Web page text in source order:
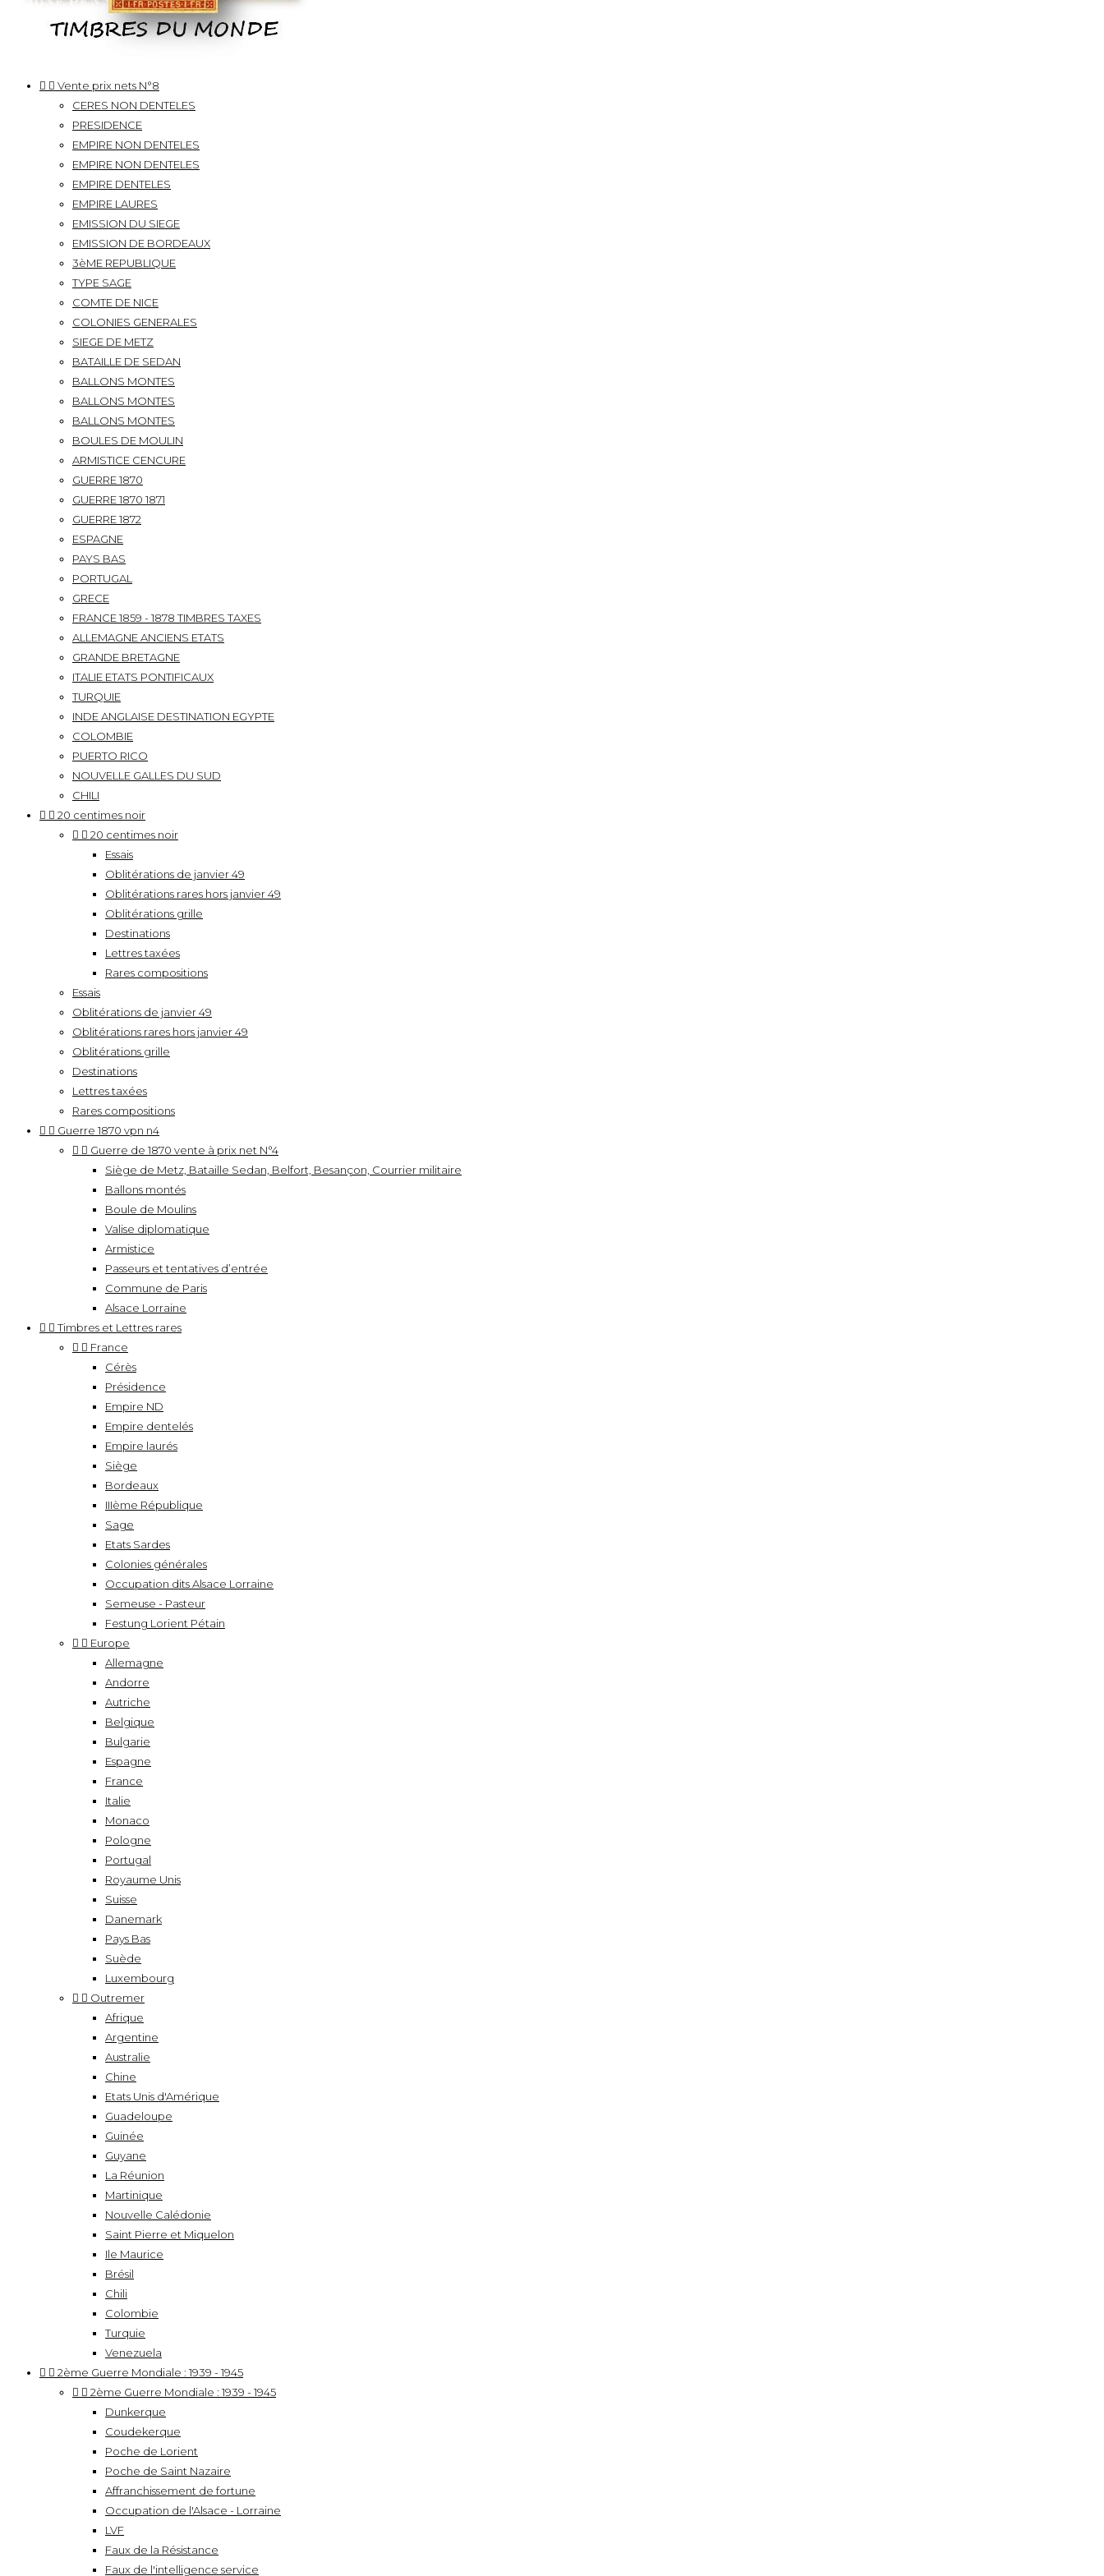
  Vente prix nets N°8
CERES NON DENTELES
PRESIDENCE
EMPIRE NON DENTELES
EMPIRE NON DENTELES
EMPIRE DENTELES
EMPIRE LAURES
EMISSION DU SIEGE
EMISSION DE BORDEAUX
3èME REPUBLIQUE
TYPE SAGE
COMTE DE NICE
COLONIES GENERALES
SIEGE DE METZ
BATAILLE DE SEDAN
BALLONS MONTES
BALLONS MONTES
BALLONS MONTES
BOULES DE MOULIN
ARMISTICE CENCURE
GUERRE 1870
GUERRE 1870 1871
GUERRE 1872
ESPAGNE
PAYS BAS
PORTUGAL
GRECE
FRANCE 1859 - 1878 TIMBRES TAXES
ALLEMAGNE ANCIENS ETATS
GRANDE BRETAGNE
ITALIE ETATS PONTIFICAUX
TURQUIE
INDE ANGLAISE DESTINATION EGYPTE
COLOMBIE
PUERTO RICO
NOUVELLE GALLES DU SUD
CHILI
  20 centimes noir
  20 centimes noir
Essais
Oblitérations de janvier 49
Oblitérations rares hors janvier 49
Oblitérations grille
Destinations
Lettres taxées
Rares compositions
Essais
Oblitérations de janvier 49
Oblitérations rares hors janvier 49
Oblitérations grille
Destinations
Lettres taxées
Rares compositions
  Guerre 1870 vpn n4
  Guerre de 1870 vente à prix net N°4
Siège de Metz, Bataille Sedan, Belfort, Besançon, Courrier militaire
Ballons montés
Boule de Moulins
Valise diplomatique
Armistice
Passeurs et tentatives d’entrée
Commune de Paris
Alsace Lorraine
  Timbres et Lettres rares
  France
Cérès
Présidence
Empire ND
Empire dentelés
Empire laurés
Siège
Bordeaux
IIIème République
Sage
Etats Sardes
Colonies générales
Occupation dits Alsace Lorraine
Semeuse - Pasteur
Festung Lorient Pétain
  Europe
Allemagne
Andorre
Autriche
Belgique
Bulgarie
Espagne
France
Italie
Monaco
Pologne
Portugal
Royaume Unis
Suisse
Danemark
Pays Bas
Suède
Luxembourg
  Outremer
Afrique
Argentine
Australie
Chine
Etats Unis d'Amérique
Guadeloupe
Guinée
Guyane
La Réunion
Martinique
Nouvelle Calédonie
Saint Pierre et Miquelon
Ile Maurice
Brésil
Chili
Colombie
Turquie
Venezuela
  2ème Guerre Mondiale : 1939 - 1945
  2ème Guerre Mondiale : 1939 - 1945
Dunkerque
Coudekerque
Poche de Lorient
Poche de Saint Nazaire
Affranchissement de fortune
Occupation de l'Alsace - Lorraine
LVF
Faux de la Résistance
Faux de l'intelligence service